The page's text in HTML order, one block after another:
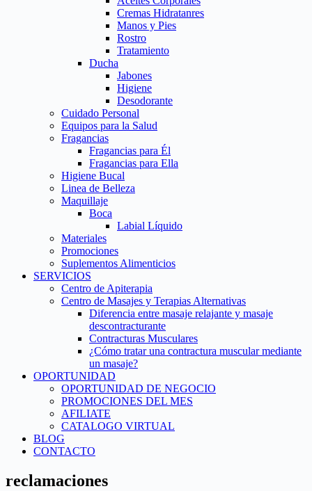
Cremas Hidratanres
Manos y Pies
Rostro
Tratamiento
Ducha
Jabones
Higiene
Desodorante
Cuidado Personal
Equipos para la Salud
Fragancias
Fragancias para Él
Fragancias para Ella
Higiene Bucal
Linea de Belleza
Maquillaje
Boca
Labial Líquido
Materiales
Promociones
Suplementos Alimenticios
SERVICIOS
Centro de Apiterapia
Centro de Masajes y Terapias Alternativas
Diferencia entre masaje relajante y masaje
descontracturante
Contracturas Musculares
¿Cómo tratar una contractura muscular mediante
un masaje?
OPORTUNIDAD
OPORTUNIDAD DE NEGOCIO
PROMOCIONES DEL MES
AFILIATE
CATALOGO VIRTUAL
BLOG
CONTACTO
reclamaciones